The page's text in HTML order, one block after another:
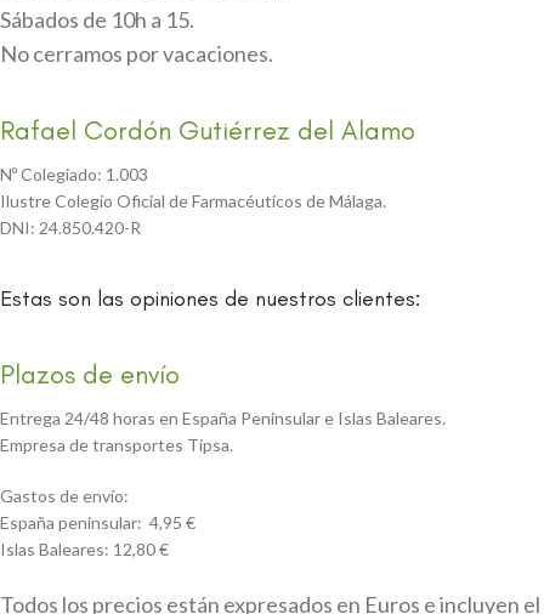
Sábados de 10h a 15.
No cerramos por vacaciones.
Rafael Cordón Gutiérrez del Alamo
Nº Colegiado: 1.003
Ilustre Colegio Oficial de Farmacéuticos de Málaga.
DNI: 24.850.420-R
Estas son las opiniones de nuestros clientes:
Plazos de envío
Entrega 24/48 horas en España Peninsular e Islas Baleares.
Empresa de transportes Tipsa.
Gastos de envío:
España peninsular: 4,95 €
Islas Baleares: 12,80 €
Todos los precios están expresados en Euros e incluyen el